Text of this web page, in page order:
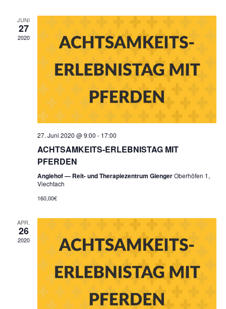
JUNI
27
2020
27. Juni 2020 @ 9:00 - 17:00
ACHTSAMKEITS-ERLEBNISTAG MIT
PFERDEN
Angiehof — Reit- und Therapiezentrum GiengerOberhöfen 1,
Viechtach
160,00€
APR.
26
2020